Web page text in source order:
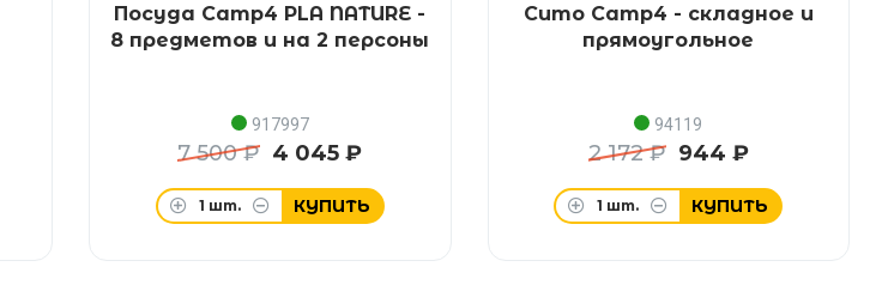
Посуда Camp4 PLA NATURE -
8 предметов и на 2 персоны
917997
7 500 ₽ 4 045 ₽
1 шт. КУПИТЬ
Сито Camp4 - складное и
прямоугольное
94119
2 172 ₽ 944 ₽
1 шт. КУПИТЬ